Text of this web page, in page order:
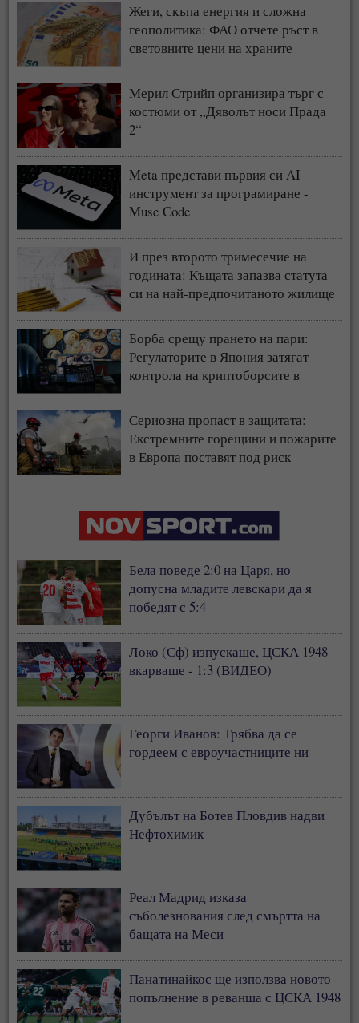
Жеги, скъпа енергия и сложна
геополитика: ФАО отчете ръст в
световните цени на храните
Мерил Стрийп организира търг с
костюми от „Дяволът носи Прада
2“
Meta представи първия си AI
инструмент за програмиране -
Muse Code
И през второто тримесечие на
годината: Къщата запазва статута
си на най-предпочитаното жилище
Борба срещу прането на пари:
Регулаторите в Япония затягат
контрола на криптоборсите в
Сериозна пропаст в защитата:
Екстремните горещини и пожарите
в Европа поставят под риск
Бела поведе 2:0 на Царя, но
допусна младите левскари да я
победят с 5:4
Локо (Сф) изпускаше, ЦСКА 1948
вкарваше - 1:3 (ВИДЕО)
Георги Иванов: Трябва да се
гордеем с евроучастниците ни
Дубълът на Ботев Пловдив надви
Нефтохимик
Реал Мадрид изказа
съболезнования след смъртта на
бащата на Меси
Панатинайкос ще използва новото
попълнение в реванша с ЦСКА 1948